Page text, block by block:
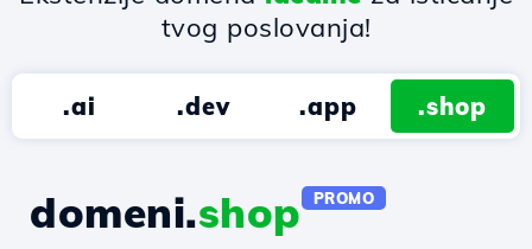
tvog poslovanja!
.ai .dev .app .shop
domeni.shop PROMO